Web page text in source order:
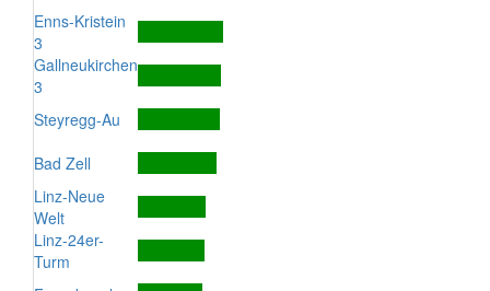
Enns-Kristein
3
Gallneukirchen
3
Steyregg-Au
Bad Zell
Linz-Neue
Welt
Linz-24er-
Turm